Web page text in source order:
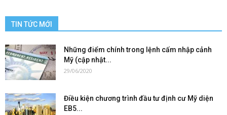
TIN TỨC MỚI
Những điểm chính trong lệnh cấm nhập cảnh
Mỹ (cập nhật...
29/06/2020
Điều kiện chương trình đầu tư định cư Mỹ diện
EB5...